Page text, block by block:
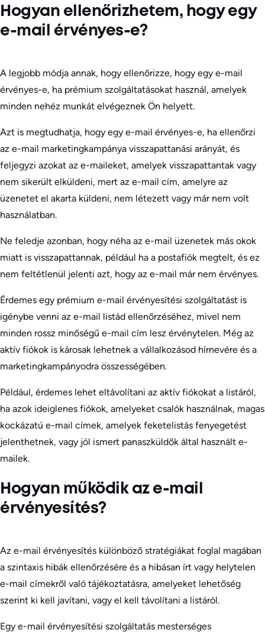
Hogyan ellenőrizhetem, hogy egy
e-mail érvényes-e?
A legjobb módja annak, hogy ellenőrizze, hogy egy e-mail
érvényes-e, ha prémium szolgáltatásokat használ, amelyek
minden nehéz munkát elvégeznek Ön helyett.
Azt is megtudhatja, hogy egy e-mail érvényes-e, ha ellenőrzi
az e-mail marketingkampánya visszapattanási arányát, és
feljegyzi azokat az e-maileket, amelyek visszapattantak vagy
nem sikerült elküldeni, mert az e-mail cím, amelyre az
üzenetet el akarta küldeni, nem létezett vagy már nem volt
használatban.
Ne feledje azonban, hogy néha az e-mail üzenetek más okok
miatt is visszapattannak, például ha a postafiók megtelt, és ez
nem feltétlenül jelenti azt, hogy az e-mail már nem érvényes.
Érdemes egy prémium e-mail érvényesítési szolgáltatást is
igénybe venni az e-mail listád ellenőrzéséhez, mivel nem
minden rossz minőségű e-mail cím lesz érvénytelen. Még az
aktív fiókok is károsak lehetnek a vállalkozásod hírnevére és a
marketingkampányodra összességében.
Például, érdemes lehet eltávolítani az aktív fiókokat a listáról,
ha azok ideiglenes fiókok, amelyeket csalók használnak, magas
kockázatú e-mail címek, amelyek feketelistás fenyegetést
jelenthetnek, vagy jól ismert panaszküldők által használt e-
mailek.
Hogyan működik az e-mail
érvényesítés?
Az e-mail érvényesítés különböző stratégiákat foglal magában
a szintaxis hibák ellenőrzésére és a hibásan írt vagy helytelen
e-mail címekről való tájékoztatásra, amelyeket lehetőség
szerint ki kell javítani, vagy el kell távolítani a listáról.
Egy e-mail érvényesítési szolgáltatás mesterséges